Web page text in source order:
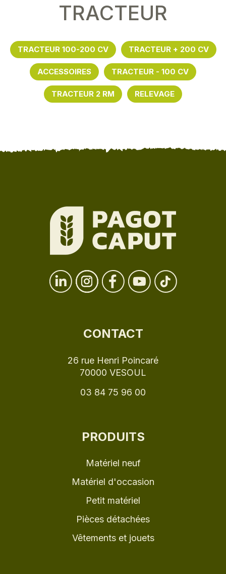
TRACTEUR
TRACTEUR 100-200 CV TRACTEUR + 200 CV
ACCESSOIRES TRACTEUR - 100 CV
TRACTEUR 2 RM RELEVAGE
CONTACT
26 rue Henri Poincaré
70000 VESOUL
03 84 75 96 00
PRODUITS
Matériel neuf
Matériel d'occasion
Petit matériel
Pièces détachées
Vêtements et jouets